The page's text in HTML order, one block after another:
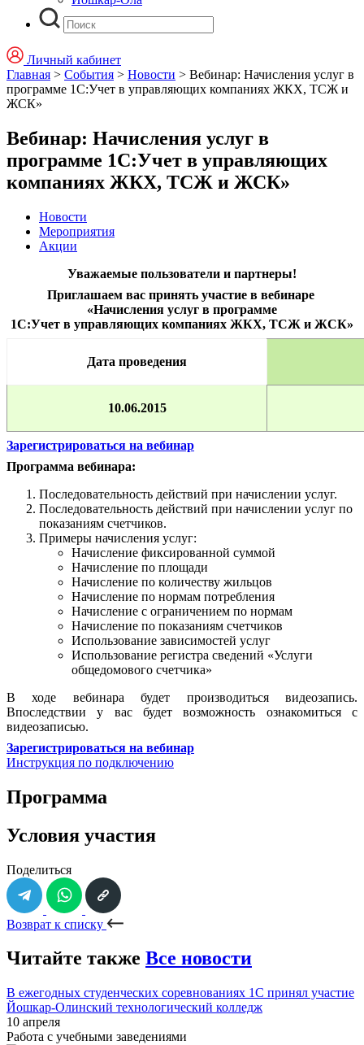
Личный кабинет
Главная > События > Новости > Вебинар: Начисления услуг в
программе 1С:Учет в управляющих компаниях ЖКХ, ТСЖ и
ЖСК»
Вебинар: Начисления услуг в
программе 1С:Учет в управляющих
компаниях ЖКХ, ТСЖ и ЖСК»
Новости
Мероприятия
Акции
Уважаемые пользователи и партнеры!
Приглашаем вас принять участие в вебинаре
«Начисления услуг в программе
1С:Учет в управляющих компаниях ЖКХ, ТСЖ и ЖСК»
Дата проведения
10.06.2015
Зарегистрироваться на вебинар
Программа вебинара:
Последовательность действий при начислении услуг.
Последовательность действий при начислении услуг по
показаниям счетчиков.
Примеры начисления услуг:
Начисление фиксированной суммой
Начисление по площади
Начисление по количеству жильцов
Начисление по нормам потребления
Начисление с ограничением по нормам
Начисление по показаниям счетчиков
Использование зависимостей услуг
Использование регистра сведений «Услуги
общедомового счетчика»
В ходе вебинара будет производиться видеозапись.
Впоследствии у вас будет возможность ознакомиться с
видеозаписью.
Зарегистрироваться на вебинар
Инструкция по подключению
Программа
Условия участия
Поделиться
Возврат к списку
Читайте также Все новости
В ежегодных студенческих соревнованиях 1С принял участие
Йошкар-Олинский технологический колледж
10 апреля
Работа с учебными заведениями